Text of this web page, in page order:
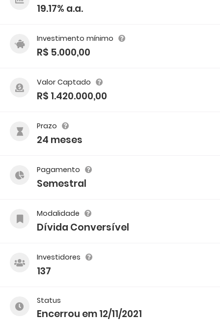
19.17% a.a.
Investimento mínimo
R$ 5.000,00
Valor Captado
R$ 1.420.000,00
Prazo
24 meses
Pagamento
Semestral
Modalidade
Dívida Conversível
Investidores
137
Status
Encerrou em 12/11/2021